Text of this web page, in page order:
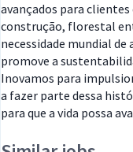
avançados para
construção, florestal
necessidade mundial
promove a
Inovamos para
a fazer parte dessa
para que a vida possa